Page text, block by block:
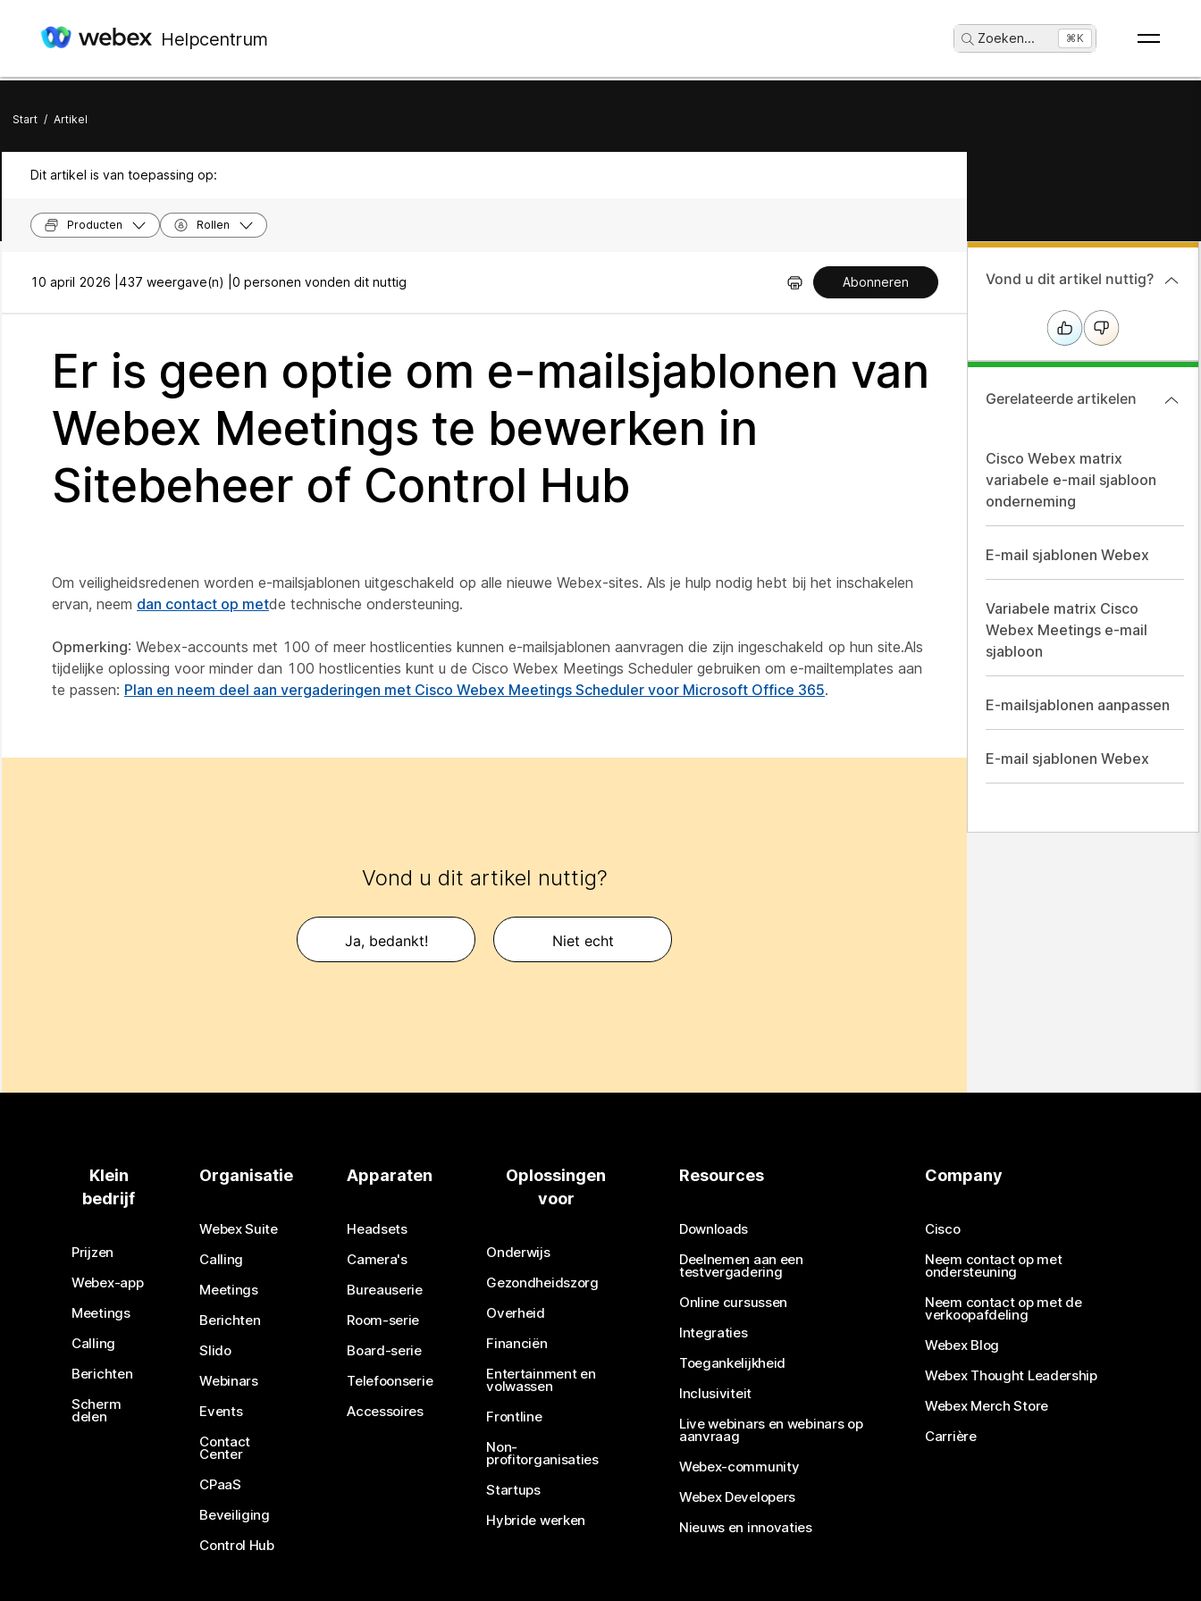
Helpcentrum Zoeken... ⌘K
Start / Artikel
Dit artikel is van toepassing op:
Producten Rollen
10 april 2026 | 437 weergave(n) | 0 personen vonden dit nuttig Abonneren
Er is geen optie om e-mailsjablonen van
Webex Meetings te bewerken in
Sitebeheer of Control Hub
Om veiligheidsredenen worden e-mailsjablonen uitgeschakeld op alle nieuwe Webex-sites. Als je hulp nodig hebt bij het inschakelen
ervan, neem dan contact op metde technische ondersteuning.
Opmerking: Webex-accounts met 100 of meer hostlicenties kunnen e-mailsjablonen aanvragen die zijn ingeschakeld op hun site.Als
tijdelijke oplossing voor minder dan 100 hostlicenties kunt u de Cisco Webex Meetings Scheduler gebruiken om e-mailtemplates aan
te passen: Plan en neem deel aan vergaderingen met Cisco Webex Meetings Scheduler voor Microsoft Office 365.
Vond u dit artikel nuttig?
Ja, bedankt! Niet echt
Vond u dit artikel nuttig?
Gerelateerde artikelen
Cisco Webex matrix
variabele e-mail sjabloon
onderneming
E-mail sjablonen Webex
Variabele matrix Cisco
Webex Meetings e-mail
sjabloon
E-mailsjablonen aanpassen
E-mail sjablonen Webex
Klein
bedrijf
Prijzen
Webex-app
Meetings
Calling
Berichten
Scherm
delen
Organisatie
Webex Suite
Calling
Meetings
Berichten
Slido
Webinars
Events
Contact
Center
CPaaS
Beveiliging
Control Hub
Apparaten
Headsets
Camera's
Bureauserie
Room-serie
Board-serie
Telefoonserie
Accessoires
Oplossingen
voor
Onderwijs
Gezondheidszorg
Overheid
Financiën
Entertainment en
volwassen
Frontline
Non-
profitorganisaties
Startups
Hybride werken
Resources
Downloads
Deelnemen aan een
testvergadering
Online cursussen
Integraties
Toegankelijkheid
Inclusiviteit
Live webinars en webinars op
aanvraag
Webex-community
Webex Developers
Nieuws en innovaties
Company
Cisco
Neem contact op met
ondersteuning
Neem contact op met de
verkoopafdeling
Webex Blog
Webex Thought Leadership
Webex Merch Store
Carrière